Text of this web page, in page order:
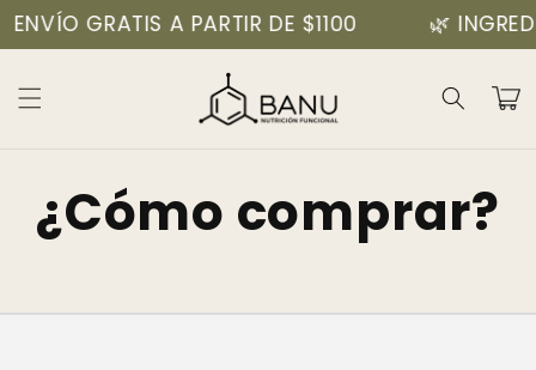
contenido
ENVÍO GRATIS A PARTIR DE $1100 🌿
Carrito
¿Cómo comprar?